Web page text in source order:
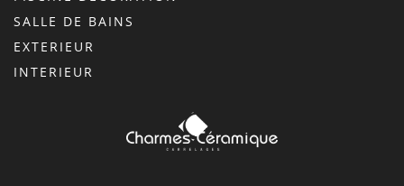
SALLE DE BAINS
EXTERIEUR
INTERIEUR